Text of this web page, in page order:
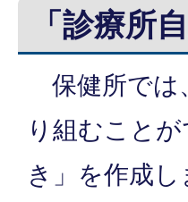
「診療所
保健所では
り組むこと
き」を作成し